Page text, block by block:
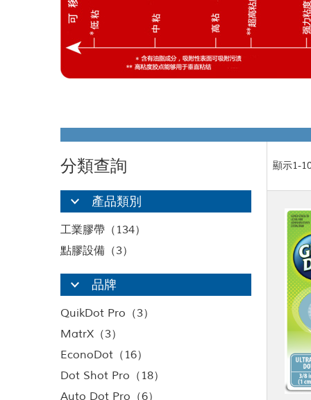
分類查詢
產品類別
工業膠帶（134）
點膠設備（3）
品牌
QuikDot Pro（3）
MatrX（3）
EconoDot（16）
Dot Shot Pro（18）
Auto Dot Pro（6）
顯示1-